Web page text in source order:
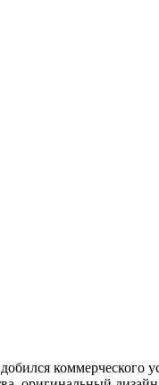
коммерческого